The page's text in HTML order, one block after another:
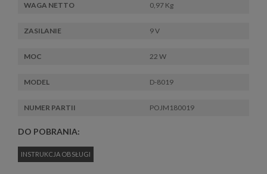
WAGA NETTO 0,97 Kg
ZASILANIE 9 V
MOC 22 W
MODEL D-8019
NUMER PARTII POJM180019
DO POBRANIA:
INSTRUKCJA OBSŁUGI